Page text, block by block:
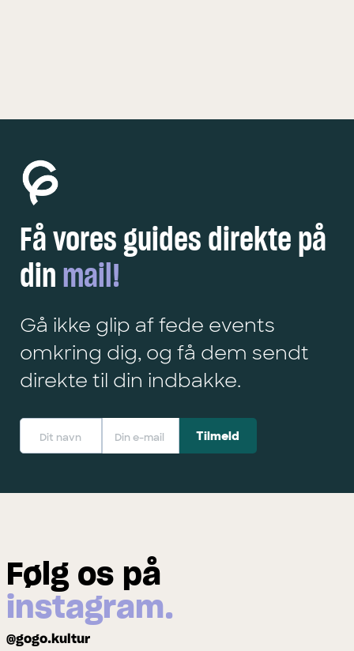
Få vores guides direkte på
din mail!
Gå ikke glip af fede events
omkring dig, og få dem sendt
direkte til din indbakke.
Følg os på
instagram.
@gogo.kultur